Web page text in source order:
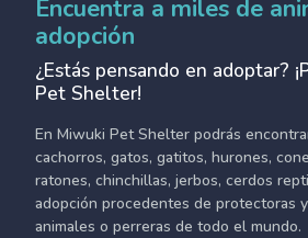
Encuentra a miles de
adopción
¿Estás pensando en adoptar?
Pet Shelter!
En Miwuki Pet Shelter podrás
cachorros, gatos, gatitos, hurones,
ratones, chinchillas, jerbos, cerdos
adopción procedentes de protectoras
animales o perreras de todo el mundo.